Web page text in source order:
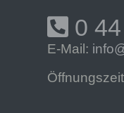
0
E-Mail: